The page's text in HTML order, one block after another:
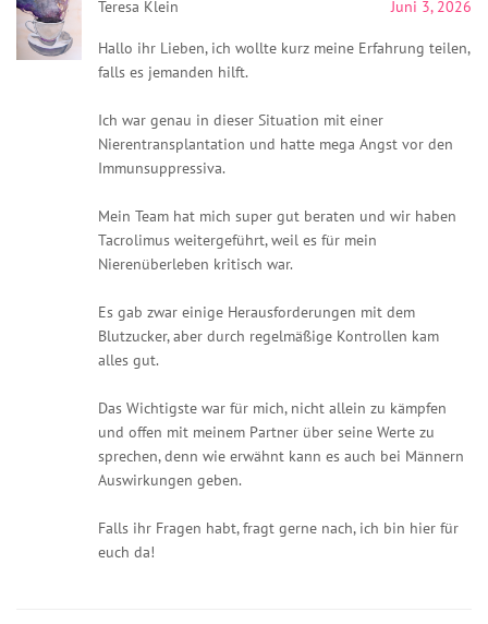
Teresa Klein Juni 3, 2026
Hallo ihr Lieben, ich wollte kurz meine Erfahrung teilen,
falls es jemanden hilft.
Ich war genau in dieser Situation mit einer
Nierentransplantation und hatte mega Angst vor den
Immunsuppressiva.
Mein Team hat mich super gut beraten und wir haben
Tacrolimus weitergeführt, weil es für mein
Nierenüberleben kritisch war.
Es gab zwar einige Herausforderungen mit dem
Blutzucker, aber durch regelmäßige Kontrollen kam
alles gut.
Das Wichtigste war für mich, nicht allein zu kämpfen
und offen mit meinem Partner über seine Werte zu
sprechen, denn wie erwähnt kann es auch bei Männern
Auswirkungen geben.
Falls ihr Fragen habt, fragt gerne nach, ich bin hier für
euch da!